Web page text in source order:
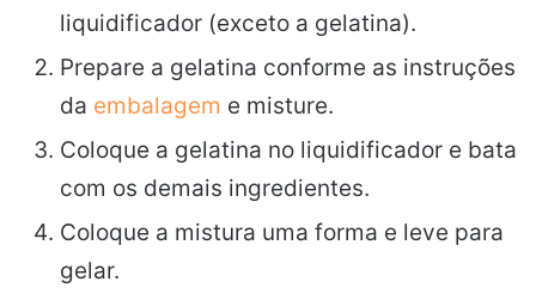
liquidificador (exceto a gelatina).
Prepare a gelatina conforme as instruções
da embalagem e misture.
Coloque a gelatina no liquidificador e bata
com os demais ingredientes.
Coloque a mistura uma forma e leve para
gelar.